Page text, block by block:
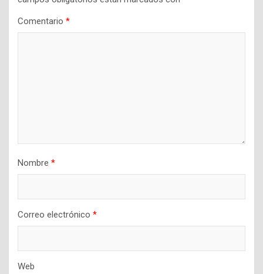
Comentario *
Nombre *
Correo electrónico *
Web